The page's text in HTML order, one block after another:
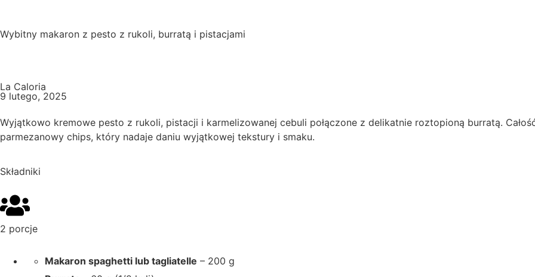
Wybitny makaron z pesto z rukoli, burratą i pistacjami
La Caloria
9 lutego, 2025
Wyjątkowo kremowe pesto z rukoli, pistacji i karmelizowanej cebuli połączone z delikatnie roztopioną burratą.
parmezanowy chips, który nadaje daniu wyjątkowej tekstury i smaku.
Składniki
2 porcje
Makaron spaghetti lub tagliatelle – 200 g